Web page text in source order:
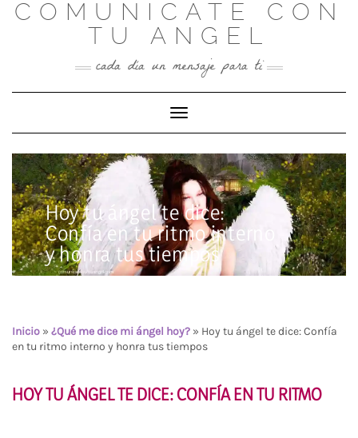
SkipCOMUNICATE CON
TU ANGEL
cada día un mensaje para ti
Toggle Navigation
Hoy tu ángel te dice:
Confía en tu ritmo interno
y honra tus tiempos
Inicio » ¿Qué me dice mi ángel hoy? » Hoy tu ángel te dice: Confía
en tu ritmo interno y honra tus tiempos
HOY TU ÁNGEL TE DICE: CONFÍA EN TU RITMO